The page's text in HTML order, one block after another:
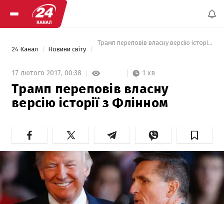
24 Канал Новини світу
Трамп переповів власну версію історії з
17 лютого 2017, 00:38 1 хв
Трамп переповів власну
версію історії з Флінном